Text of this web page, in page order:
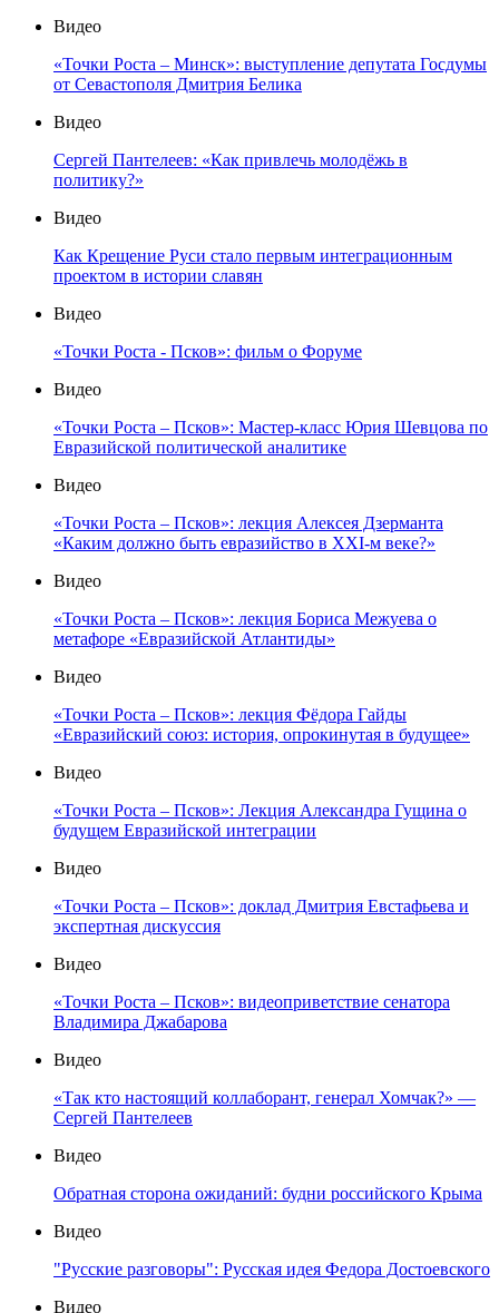
Видео
«Точки Роста – Минск»: выступление депутата Госдумы
от Севастополя Дмитрия Белика
Видео
Сергей Пантелеев: «Как привлечь молодёжь в
политику?»
Видео
Как Крещение Руси стало первым интеграционным
проектом в истории славян
Видео
«Точки Роста - Псков»: фильм о Форуме
Видео
«Точки Роста – Псков»: Мастер-класс Юрия Шевцова по
Евразийской политической аналитике
Видео
«Точки Роста – Псков»: лекция Алексея Дзерманта
«Каким должно быть евразийство в XXI-м веке?»
Видео
«Точки Роста – Псков»: лекция Бориса Межуева о
метафоре «Евразийской Атлантиды»
Видео
«Точки Роста – Псков»: лекция Фёдора Гайды
«Евразийский союз: история, опрокинутая в будущее»
Видео
«Точки Роста – Псков»: Лекция Александра Гущина о
будущем Евразийской интеграции
Видео
«Точки Роста – Псков»: доклад Дмитрия Евстафьева и
экспертная дискуссия
Видео
«Точки Роста – Псков»: видеоприветствие сенатора
Владимира Джабарова
Видео
«Так кто настоящий коллаборант, генерал Хомчак?» —
Сергей Пантелеев
Видео
Обратная сторона ожиданий: будни российского Крыма
Видео
"Русские разговоры": Русская идея Федора Достоевского
Видео